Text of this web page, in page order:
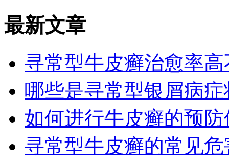
最新文章
寻常型牛皮癣治愈率高
哪些是寻常型银屑病症
如何进行牛皮癣的预防
寻常型牛皮癣的常见